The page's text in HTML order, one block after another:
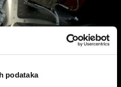
podataka